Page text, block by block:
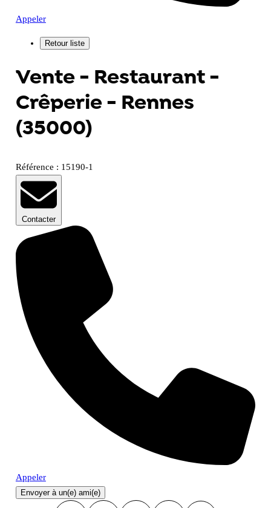
Appeler
Vente - Restaurant -
Crêperie - Rennes
(35000)
Référence : 15190-1
Contacter
Appeler
Envoyer à un(e) ami(e)